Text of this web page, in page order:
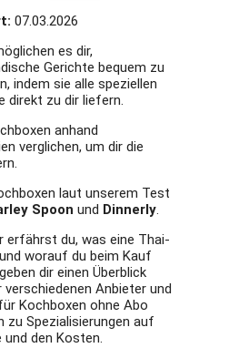
07.03.2026
es dir,
Gerichte bequem zu
indem sie alle speziellen
direkt zu dir liefern.
anhand
verglichen, um dir die
laut unserem Test
Spoon und Dinnerly.
erfährst du, was eine Thai-
worauf du beim Kauf
dir einen Überblick
verschiedenen Anbieter und
Kochboxen ohne Abo
Spezialisierungen auf
den Kosten.